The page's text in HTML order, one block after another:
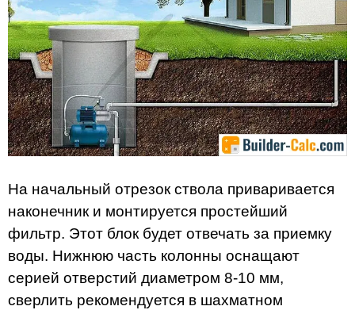
На начальный отрезок ствола приваривается
наконечник и монтируется простейший
фильтр. Этот блок будет отвечать за приемку
воды. Нижнюю часть колонны оснащают
серией отверстий диаметром 8-10 мм,
сверлить рекомендуется в шахматном